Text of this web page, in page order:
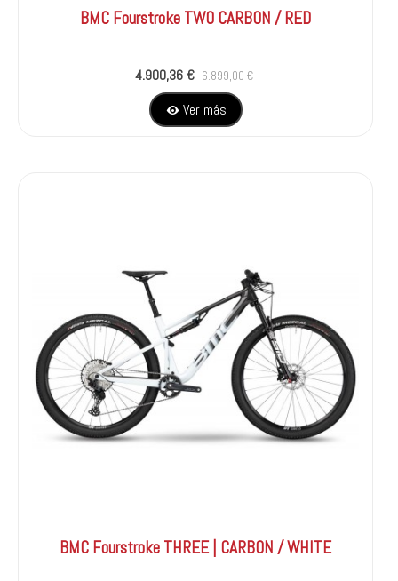
BMC Fourstroke TWO CARBON / RED
4.900,36 € 6.899,00 €
Ver más
BMC Fourstroke THREE | CARBON / WHITE